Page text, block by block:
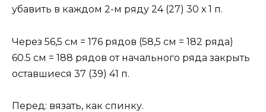
убавить в каждом 2-м ряду 24 (27) 30 х 1 п.
Через 56,5 см = 176 рядов (58,5 см = 182 ряда)
60.5 см = 188 рядов от начального ряда закрыть
оставшиеся 37 (39) 41 п.
Перед: вязать, как спинку.